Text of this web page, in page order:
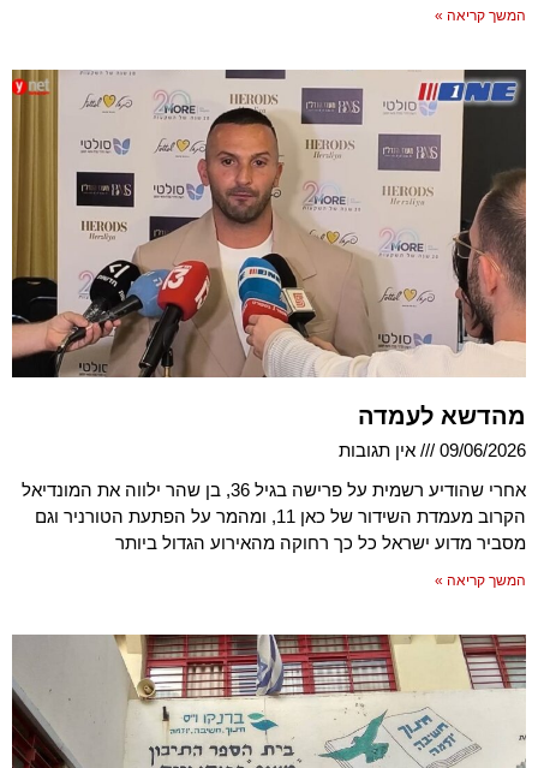
המשך קריאה »
מהדשא לעמדה
09/06/2026
אין תגובות
אחרי שהודיע רשמית על פרישה בגיל 36, בן שהר ילווה את המונדיאל
הקרוב מעמדת השידור של כאן 11, ומהמר על הפתעת הטורניר וגם
מסביר מדוע ישראל כל כך רחוקה מהאירוע הגדול ביותר
המשך קריאה »